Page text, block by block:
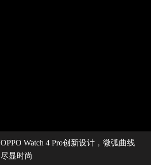
OPPO Watch 4 Pro创新设计，微弧曲线
尽显时尚